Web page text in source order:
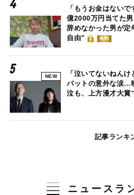
「もうお金はない
億2000万円当てた
辞めなかった男が定
自由”
有料
NEW
「泣いてないねん
バットの意外な涙…
泣も、上方漫才大賞
記事ランキ
ニュースラ